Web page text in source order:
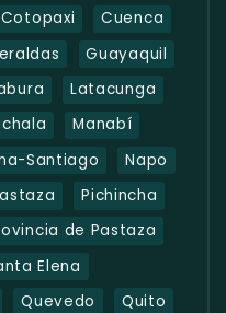
Cotopaxi
Cuenca
Guayaquil
Latacunga
Manabí
Santiago
Napo
Pichincha
de Pastaza
Elena
Quevedo
Quito